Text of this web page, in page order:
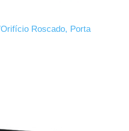
Roscado, Porta